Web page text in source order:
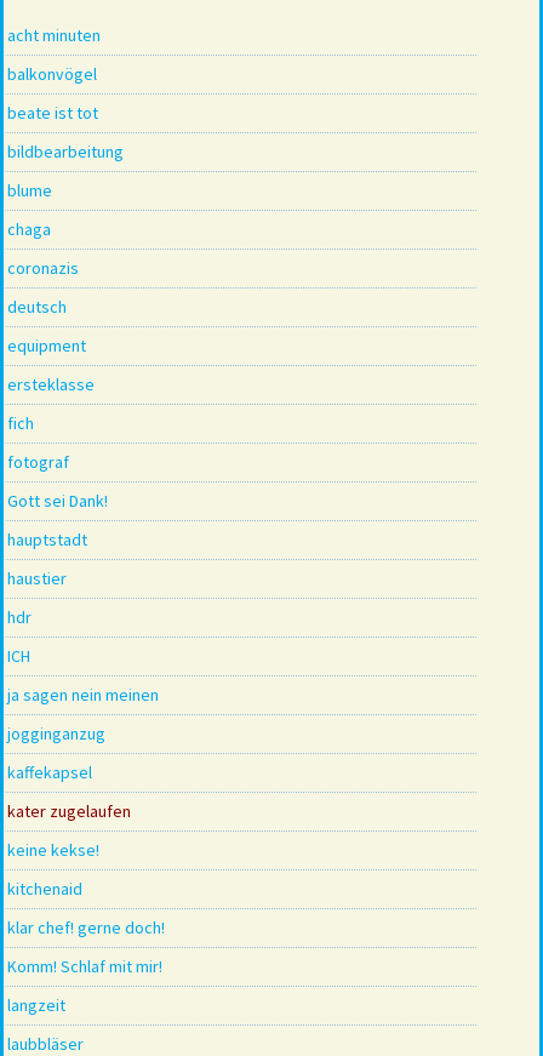
acht minuten
balkonvögel
beate ist tot
bildbearbeitung
blume
chaga
coronazis
deutsch
equipment
ersteklasse
fich
fotograf
Gott sei Dank!
hauptstadt
haustier
hdr
ICH
ja sagen nein meinen
jogginganzug
kaffekapsel
kater zugelaufen
keine kekse!
kitchenaid
klar chef! gerne doch!
Komm! Schlaf mit mir!
langzeit
laubbläser